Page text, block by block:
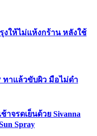
งให้ไม่แห้งกร้าน หลังใช้
ทาแล้วขับผิว มือไม่ดำ
าจรดเย็นด้วย Sivanna
Spray